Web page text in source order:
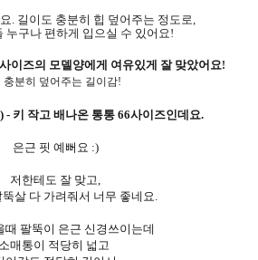
. 길이도 충분히 힙 덮어주는 정도로,
누구나 편하게 입으실 수 있어요!
이즈의 모델양에게 여유있게 잘 맞았어요!
충분히 덮어주는 길이감!
- 키 작고 배나온 통통 66사이즈인데요.
은근 핏 예뻐요 :)
저한테도 잘 맞고,
뚝살 다 가려줘서 너무 좋네요.
때 팔뚝이 은근 신경쓰이는데
소매통이 적당히 넓고